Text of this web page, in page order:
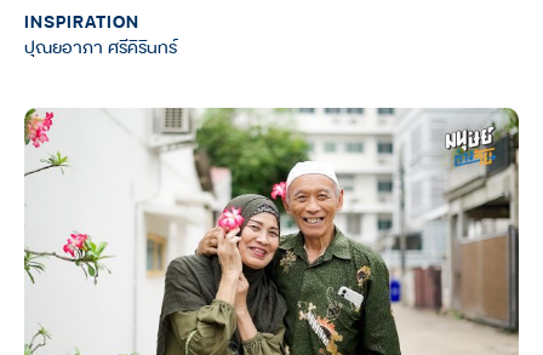
INSPIRATION
ปุณยอาภา ศรีคิรินทร์